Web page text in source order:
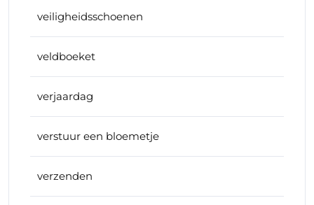
veiligheidsschoenen
veldboeket
verjaardag
verstuur een bloemetje
verzenden